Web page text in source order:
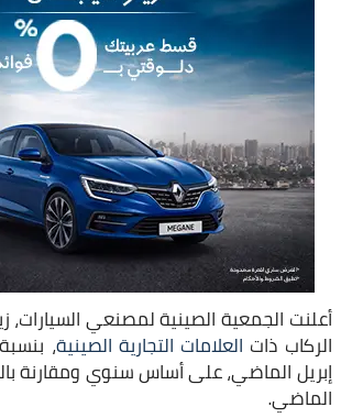
أعلنت الجمعية الصينية لمصنعي السيارات،
الركاب ذات العلامات التجارية الصينية
إبريل الماضي، على أساس سنوي ومقارنة
الماضي.